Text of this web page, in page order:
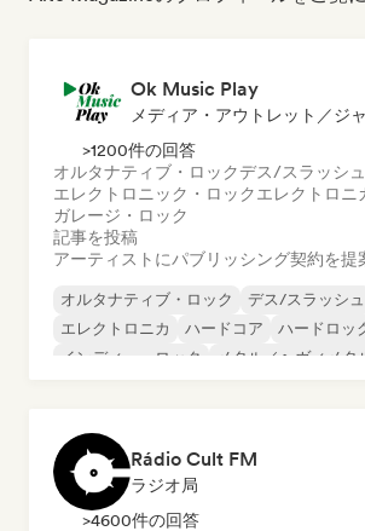
Ok Music Play
>1200件の回答
オルタナティブ・ロックデス/スラッシュ
エレクトロニック・ロックエレクトロニ
ガレージ・ロック
記事を投稿
アーティストにパブリッシング契約を提
オルタナティブ・ロック
デス/スラッシュ
エレクトロニカ
ハードコア
ハードロッ
インディー・ロック
メタル／ヘヴィメタ
Rádio Cult FM
ラジオ局
>4600件の回答